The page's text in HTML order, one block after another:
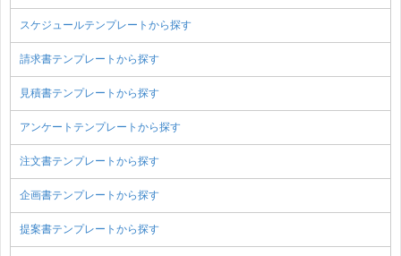
スケジュールテンプレートから探す
請求書テンプレートから探す
見積書テンプレートから探す
アンケートテンプレートから探す
注文書テンプレートから探す
企画書テンプレートから探す
提案書テンプレートから探す